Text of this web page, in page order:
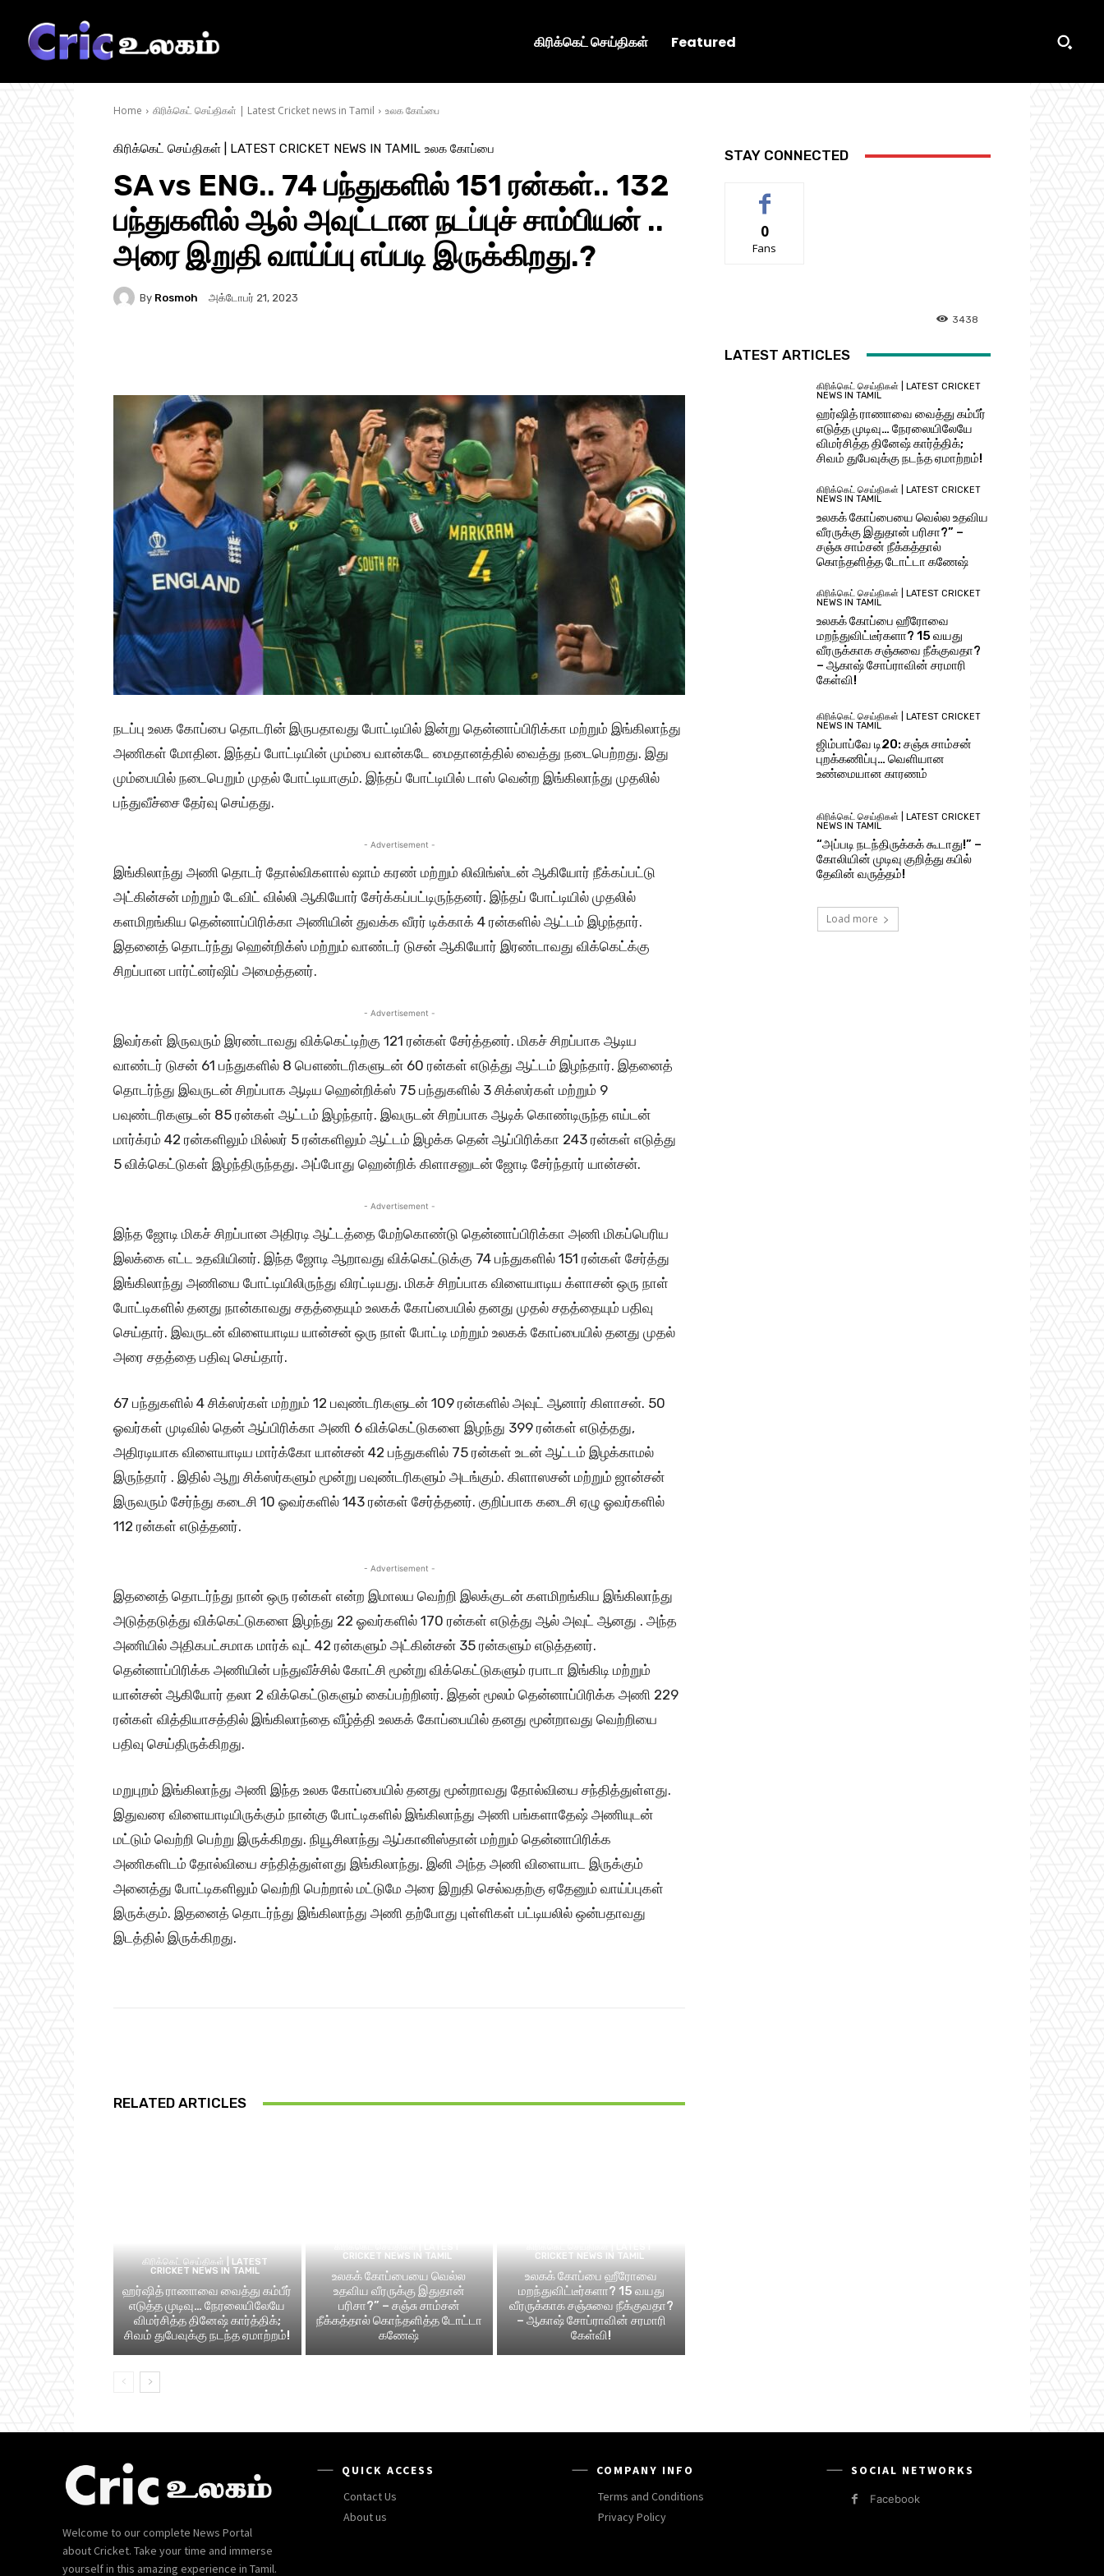
கிரிக்கெட் செய்திகள் Featured
Home கிரிக்கெட் செய்திகள் | Latest Cricket news in Tamil உலக கோப்பை
கிரிக்கெட் செய்திகள் | LATEST CRICKET NEWS IN TAMIL உலக கோப்பை
SA vs ENG.. 74 பந்துகளில் 151 ரன்கள்.. 132
பந்துகளில் ஆல் அவுட்டான நடப்புச் சாம்பியன் ..
அரை இறுதி வாய்ப்பு எப்படி இருக்கிறது.?
By Rosmoh அக்டோபர் 21, 2023
நடப்பு உலக கோப்பை தொடரின் இருபதாவது போட்டியில் இன்று தென்னாப்பிரிக்கா மற்றும் இங்கிலாந்து
அணிகள் மோதின. இந்தப் போட்டியின் மும்பை வான்கடே மைதானத்தில் வைத்து நடைபெற்றது. இது
மும்பையில் நடைபெறும் முதல் போட்டியாகும். இந்தப் போட்டியில் டாஸ் வென்ற இங்கிலாந்து முதலில்
பந்துவீச்சை தேர்வு செய்தது.
- Advertisement -
இங்கிலாந்து அணி தொடர் தோல்விகளால் ஷாம் கரண் மற்றும் லிவிங்ஸ்டன் ஆகியோர் நீக்கப்பட்டு
அட்கின்சன் மற்றும் டேவிட் வில்லி ஆகியோர் சேர்க்கப்பட்டிருந்தனர். இந்தப் போட்டியில் முதலில்
களமிறங்கிய தென்னாப்பிரிக்கா அணியின் துவக்க வீரர் டிக்காக் 4 ரன்களில் ஆட்டம் இழந்தார்.
இதனைத் தொடர்ந்து ஹென்றிக்ஸ் மற்றும் வாண்டர் டுசன் ஆகியோர் இரண்டாவது விக்கெட்க்கு
சிறப்பான பார்ட்னர்ஷிப் அமைத்தனர்.
- Advertisement -
இவர்கள் இருவரும் இரண்டாவது விக்கெட்டிற்கு 121 ரன்கள் சேர்த்தனர். மிகச் சிறப்பாக ஆடிய
வாண்டர் டுசன் 61 பந்துகளில் 8 பௌண்டரிகளுடன் 60 ரன்கள் எடுத்து ஆட்டம் இழந்தார். இதனைத்
தொடர்ந்து இவருடன் சிறப்பாக ஆடிய ஹென்றிக்ஸ் 75 பந்துகளில் 3 சிக்ஸர்கள் மற்றும் 9
பவுண்டரிகளுடன் 85 ரன்கள் ஆட்டம் இழந்தார். இவருடன் சிறப்பாக ஆடிக் கொண்டிருந்த எய்டன்
மார்க்ரம் 42 ரன்களிலும் மில்லர் 5 ரன்களிலும் ஆட்டம் இழக்க தென் ஆப்பிரிக்கா 243 ரன்கள் எடுத்து
5 விக்கெட்டுகள் இழந்திருந்தது. அப்போது ஹென்றிக் கிளாசனுடன் ஜோடி சேர்ந்தார் யான்சன்.
- Advertisement -
இந்த ஜோடி மிகச் சிறப்பான அதிரடி ஆட்டத்தை மேற்கொண்டு தென்னாப்பிரிக்கா அணி மிகப்பெரிய
இலக்கை எட்ட உதவியினர். இந்த ஜோடி ஆறாவது விக்கெட்டுக்கு 74 பந்துகளில் 151 ரன்கள் சேர்த்து
இங்கிலாந்து அணியை போட்டியிலிருந்து விரட்டியது. மிகச் சிறப்பாக விளையாடிய க்ளாசன் ஒரு நாள்
போட்டிகளில் தனது நான்காவது சதத்தையும் உலகக் கோப்பையில் தனது முதல் சதத்தையும் பதிவு
செய்தார். இவருடன் விளையாடிய யான்சன் ஒரு நாள் போட்டி மற்றும் உலகக் கோப்பையில் தனது முதல்
அரை சதத்தை பதிவு செய்தார்.
67 பந்துகளில் 4 சிக்ஸர்கள் மற்றும் 12 பவுண்டரிகளுடன் 109 ரன்களில் அவுட் ஆனார் கிளாசன். 50
ஓவர்கள் முடிவில் தென் ஆப்பிரிக்கா அணி 6 விக்கெட்டுகளை இழந்து 399 ரன்கள் எடுத்தது,
அதிரடியாக விளையாடிய மார்க்கோ யான்சன் 42 பந்துகளில் 75 ரன்கள் உடன் ஆட்டம் இழக்காமல்
இருந்தார் . இதில் ஆறு சிக்ஸர்களும் மூன்று பவுண்டரிகளும் அடங்கும். கிளாஸசன் மற்றும் ஜான்சன்
இருவரும் சேர்ந்து கடைசி 10 ஓவர்களில் 143 ரன்கள் சேர்த்தனர். குறிப்பாக கடைசி ஏழு ஓவர்களில்
112 ரன்கள் எடுத்தனர்.
- Advertisement -
இதனைத் தொடர்ந்து நான் ஒரு ரன்கள் என்ற இமாலய வெற்றி இலக்குடன் களமிறங்கிய இங்கிலாந்து
அடுத்தடுத்து விக்கெட்டுகளை இழந்து 22 ஓவர்களில் 170 ரன்கள் எடுத்து ஆல் அவுட் ஆனது . அந்த
அணியில் அதிகபட்சமாக மார்க் வுட் 42 ரன்களும் அட்கின்சன் 35 ரன்களும் எடுத்தனர்.
தென்னாப்பிரிக்க அணியின் பந்துவீச்சில் கோட்சி மூன்று விக்கெட்டுகளும் ரபாடா இங்கிடி மற்றும்
யான்சன் ஆகியோர் தலா 2 விக்கெட்டுகளும் கைப்பற்றினர். இதன் மூலம் தென்னாப்பிரிக்க அணி 229
ரன்கள் வித்தியாசத்தில் இங்கிலாந்தை வீழ்த்தி உலகக் கோப்பையில் தனது மூன்றாவது வெற்றியை
பதிவு செய்திருக்கிறது.
மறுபுறம் இங்கிலாந்து அணி இந்த உலக கோப்பையில் தனது மூன்றாவது தோல்வியை சந்தித்துள்ளது.
இதுவரை விளையாடியிருக்கும் நான்கு போட்டிகளில் இங்கிலாந்து அணி பங்களாதேஷ் அணியுடன்
மட்டும் வெற்றி பெற்று இருக்கிறது. நியூசிலாந்து ஆப்கானிஸ்தான் மற்றும் தென்னாபிரிக்க
அணிகளிடம் தோல்வியை சந்தித்துள்ளது இங்கிலாந்து. இனி அந்த அணி விளையாட இருக்கும்
அனைத்து போட்டிகளிலும் வெற்றி பெற்றால் மட்டுமே அரை இறுதி செல்வதற்கு ஏதேனும் வாய்ப்புகள்
இருக்கும். இதனைத் தொடர்ந்து இங்கிலாந்து அணி தற்போது புள்ளிகள் பட்டியலில் ஒன்பதாவது
இடத்தில் இருக்கிறது.
RELATED ARTICLES
கிரிக்கெட் செய்திகள் | LATEST
CRICKET NEWS IN TAMIL
ஹர்ஷித் ராணாவை வைத்து கம்பீர்
எடுத்த முடிவு… நேரலையிலேயே
விமர்சித்த தினேஷ் கார்த்திக்;
சிவம் துபேவுக்கு நடந்த ஏமாற்றம்!
CRICKET NEWS IN TAMIL
உலகக் கோப்பையை வெல்ல
உதவிய வீரருக்கு இதுதான்
பரிசா?” – சஞ்சு சாம்சன்
நீக்கத்தால் கொந்தளித்த டோட்டா
கணேஷ்
CRICKET NEWS IN TAMIL
உலகக் கோப்பை ஹீரோவை
மறந்துவிட்டீர்களா? 15 வயது
வீரருக்காக சஞ்சுவை நீக்குவதா?
– ஆகாஷ் சோப்ராவின் சரமாரி
கேள்வி!
STAY CONNECTED
0
Fans
3438
LATEST ARTICLES
கிரிக்கெட் செய்திகள் | LATEST CRICKET
NEWS IN TAMIL
ஹர்ஷித் ராணாவை வைத்து கம்பீர்
எடுத்த முடிவு… நேரலையிலேயே
விமர்சித்த தினேஷ் கார்த்திக்;
சிவம் துபேவுக்கு நடந்த ஏமாற்றம்!
கிரிக்கெட் செய்திகள் | LATEST CRICKET
NEWS IN TAMIL
உலகக் கோப்பையை வெல்ல உதவிய
வீரருக்கு இதுதான் பரிசா?” –
சஞ்சு சாம்சன் நீக்கத்தால்
கொந்தளித்த டோட்டா கணேஷ்
கிரிக்கெட் செய்திகள் | LATEST CRICKET
NEWS IN TAMIL
உலகக் கோப்பை ஹீரோவை
மறந்துவிட்டீர்களா? 15 வயது
வீரருக்காக சஞ்சுவை நீக்குவதா?
– ஆகாஷ் சோப்ராவின் சரமாரி
கேள்வி!
கிரிக்கெட் செய்திகள் | LATEST CRICKET
NEWS IN TAMIL
ஜிம்பாப்வே டி20: சஞ்சு சாம்சன்
புறக்கணிப்பு… வெளியான
உண்மையான காரணம்
கிரிக்கெட் செய்திகள் | LATEST CRICKET
NEWS IN TAMIL
“அப்படி நடந்திருக்கக் கூடாது!” –
கோலியின் முடிவு குறித்து கபில்
தேவின் வருத்தம்!
Load more
Welcome to our complete News Portal
about Cricket. Take your time and immerse
yourself in this amazing experience in Tamil.
QUICK ACCESS
Contact Us
About us
COMPANY INFO
Terms and Conditions
Privacy Policy
SOCIAL NETWORKS
Facebook